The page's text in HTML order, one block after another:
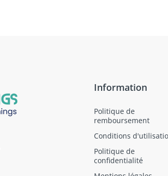
Information
Politique de
remboursement
Conditions
Politique de
confidentialité